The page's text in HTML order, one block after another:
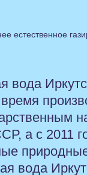
естественное
вода
а с 2011
вода